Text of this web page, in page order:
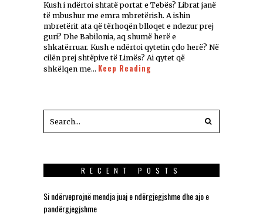
Kush i ndërtoi shtatë portat e Tebës? Librat janë
të mbushur me emra mbretërish. A ishin
mbretërit ata që tërhoqën blloqet e ndezur prej
guri? Dhe Babilonia, aq shumë herë e
shkatërruar. Kush e ndërtoi qytetin çdo herë? Në
cilën prej shtëpive të Limës? Ai qytet që
shkëlqen me… Keep Reading
RECENT POSTS
Si ndërveprojnë mendja juaj e ndërgjegjshme dhe ajo e
pandërgjegjshme